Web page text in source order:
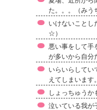
た。。。（みう
いけないことし
☆）
悪い事をして手
が多いから自分
いらいらしてい
えてしまいます
しょっちゅうか
泣いている我が